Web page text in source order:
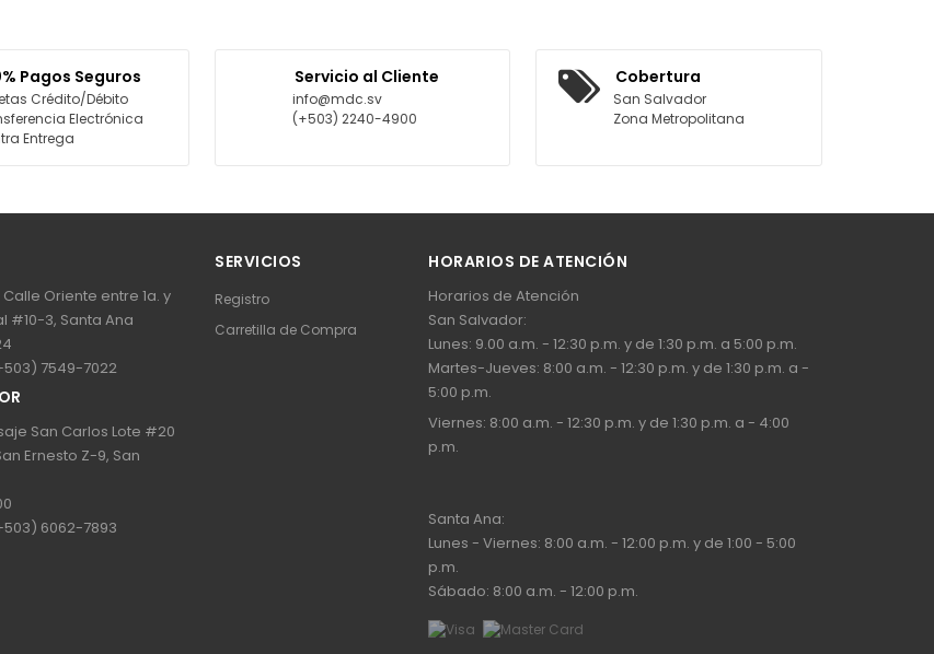
Pagos Seguros
Crédito/Débito
Electrónica
Entrega
Servicio al Cliente
info@mdc.sv
(+503) 2240-4900
Cobertura
San Salvador
Zona Metropolitana
Calle Oriente entre 1a. y
#10-3, Santa Ana
7549-7022
San Carlos Lote #20
Ernesto Z-9, San
6062-7893
SERVICIOS
Registro
Carretilla de Compra
HORARIOS DE ATENCIÓN
Horarios de Atención
San Salvador:
Lunes: 9.00 a.m. - 12:30 p.m. y de 1:30 p.m. a 5:00 p.m.
Martes-Jueves: 8:00 a.m. - 12:30 p.m. y de 1:30 p.m. a -
5:00 p.m.
Viernes: 8:00 a.m. - 12:30 p.m. y de 1:30 p.m. a - 4:00
p.m.
Santa Ana:
Lunes - Viernes: 8:00 a.m. - 12:00 p.m. y de 1:00 - 5:00
p.m.
Sábado: 8:00 a.m. - 12:00 p.m.